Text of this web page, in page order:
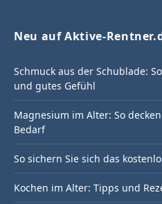
Neu auf Aktive-
Schmuck aus der Schublade:
und gutes Gefühl
Magnesium im Alter: So
Bedarf
So sichern Sie sich das
Kochen im Alter: Tipps und